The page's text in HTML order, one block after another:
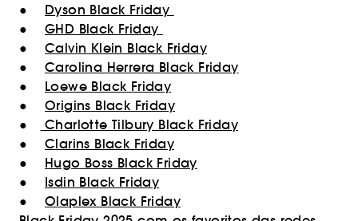
● Dyson Black Friday
● GHD Black Friday
● Calvin Klein Black Friday
● Carolina Herrera Black Friday
● Loewe Black Friday
● Origins Black Friday
●
Charlotte Tilbury Black Friday
● Clarins Black Friday
● Hugo Boss Black Friday
● Isdin Black Friday
● Olaplex Black Friday